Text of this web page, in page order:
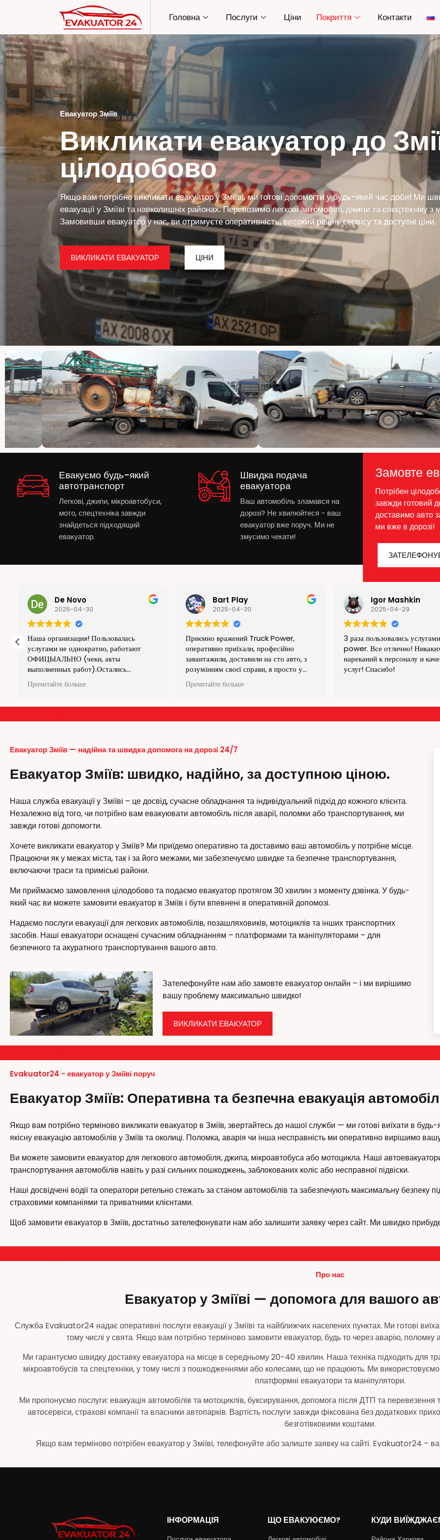
Головна Послуги Ціни Покриття Контакти
Евакуатор Зміїв
Викликати евакуатор до
цілодобово
Якщо вам потрібно викликати евакуатор у Зміїві, ми готові допомогти у будь-який час доби! Ми
евакуації у Зміїві та навколишніх районах. Перевозимо легкові автомобілі, джипи та спецтехніку
Замовивши евакуатор у нас, ви отримуєте оперативність, високий рівень сервісу та доступні ціни.
ВИКЛИКАТИ ЕВАКУАТОР ЦІНИ
Евакуємо будь-який
автотранспорт
Легкові, джипи, мікроавтобуси,
мото, спецтехніка завжди
знайдеться підходящий
евакуатор.
Швидка подача
евакуатора
Ваш автомобіль зламався на
дорозі? Не хвилюйтеся - ваш
евакуатор вже поруч. Ми не
змусимо чекати!
Замовте
Потрібен
завжди готовий
доставимо авто
ми вже в дорозі!
Bart Play
2025-04-30
Приємно вражений Truck Power,
оперативно приїхали, професійно
завантажили, доставили на сто авто, з
розумінням своєї справи, я просто у
захваті. Рекомендую всім і велике
Дякую професіоналам своєї справи!!!!!!
Прочитайте больше
Igor Mashkin
2025-04-29
3 раза пользовались услугами truck
power. Все отлично! Никаких
нареканий к персоналу и качеству
услуг! Спасибо!
Славик Долгов
2025-04-29
Спасибо за роботу. Все в
адекватные деньги. Везли
Сум.
–
Евакуатор Зміїв — надійна та швидка допомога на дорозі 24/7
Евакуатор Зміїв: швидко, надійно, за доступною ціною.
Наша служба евакуації у Зміїві – це досвід, сучасне обладнання та індивідуальний підхід до кожного клієнта.
Незалежно від того, чи потрібно вам евакуювати автомобіль після аварії, поломки або транспортування, ми
завжди готові допомогти.
Хочете викликати евакуатор у Зміїв? Ми приїдемо оперативно та доставимо ваш автомобіль у потрібне місце.
Працюючи як у межах міста, так і за його межами, ми забезпечуємо швидке та безпечне транспортування,
включаючи траси та приміські райони.
Ми приймаємо замовлення цілодобово та подаємо евакуатор протягом 30 хвилин з моменту дзвінка. У будь-
який час ви можете замовити евакуатор в Зміїв і бути впевнені в оперативній допомозі.
Надаємо послуги евакуації для легкових автомобілів, позашляховиків, мотоциклів та інших транспортних
засобів. Наші евакуатори оснащені сучасним обладнанням – платформами та маніпуляторами – для
безпечного та акуратного транспортування вашого авто.
Зателефонуйте нам або замовте евакуатор онлайн – і ми вирішимо
вашу проблему максимально швидко!
ВИКЛИКАТИ ЕВАКУАТОР
–
Evakuator24 - евакуатор у Зміїві поруч
Евакуатор Зміїв: Оперативна та безпечна евакуація
Якщо вам потрібно терміново викликати евакуатор в Зміїв, звертайтесь до нашої служби — ми готові виїхати в
якісну евакуацію автомобілів у Зміїв та околиці. Поломка, аварія чи інша несправність ми оперативно вирішимо
Ви можете замовити евакуатор для легкового автомобіля, джипа, мікроавтобуса або мотоцикла. Наші
транспортування автомобілів навіть у разі сильних пошкоджень, заблокованих коліс або несправної підвіски.
Наші досвідчені водії та оператори ретельно стежать за станом автомобілів та забезпечують максимальну
страховими компаніями та приватними клієнтами.
Щоб замовити евакуатор в Зміїв, достатньо зателефонувати нам або залишити заявку через сайт. Ми швидко
–
Про нас
Евакуатор у Зміїві — допомога для вашого
Служба Evakuator24 надає оперативні послуги евакуації у Зміїві та найближчих населених пунктах. Ми готові
тому числі у свята. Якщо вам потрібно терміново замовити евакуатор, будь то через аварію, поломку
Ми гарантуємо швидку доставку евакуатора на місце в середньому 20-40 хвилин. Наша техніка підходить для
мікроавтобусів та спецтехніки, у тому числі з пошкодженнями або колесами, що не працюють. Ми
платформні евакуатори та маніпулятори.
Ми пропонуємо послуги: евакуація автомобілів та мотоциклів, буксирування, допомога після ДТП та перевезення
автосервіси, страхові компанії та власники автопарків. Вартість послуги завжди фіксована без додаткових
безготівковими коштами.
Якщо вам терміново потрібен евакуатор у Зміїві, телефонуйте або залиште заявку на сайті. Evakuator24 –
ІНФОРМАЦІЯ ЩО ЕВАКУЮЄМО? КУДИ